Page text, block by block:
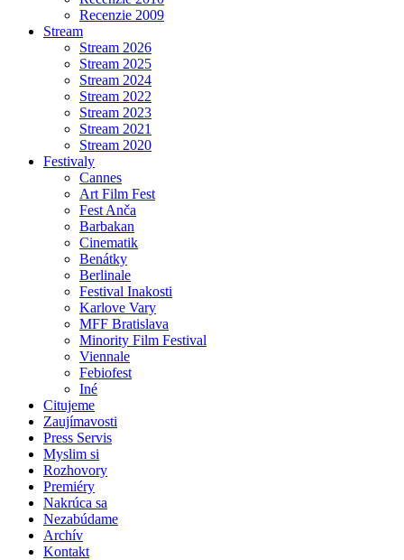
Recenzie 2009
Stream
Stream 2026
Stream 2025
Stream 2024
Stream 2022
Stream 2023
Stream 2021
Stream 2020
Festivaly
Cannes
Art Film Fest
Fest Anča
Barbakan
Cinematik
Benátky
Berlinale
Festival Inakosti
Karlove Vary
MFF Bratislava
Minority Film Festival
Viennale
Febiofest
Iné
Citujeme
Zaujímavosti
Press Servis
Myslim si
Rozhovory
Premiéry
Nakrúca sa
Nezabúdame
Archív
Kontakt